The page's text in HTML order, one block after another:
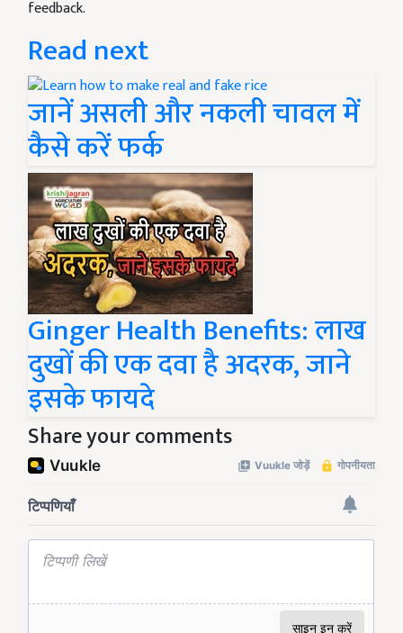
feedback.
Read next
जानें असली और नकली चावल में
कैसे करें फर्क
Ginger Health Benefits: लाख
दुखों की एक दवा है अदरक, जाने
इसके फायदे
Share your comments